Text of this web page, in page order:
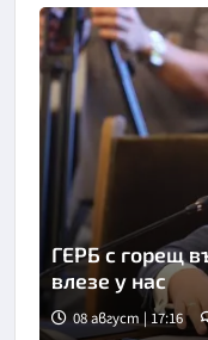
ГЕРБ с горещ
влезе у нас
08 август | 17:16